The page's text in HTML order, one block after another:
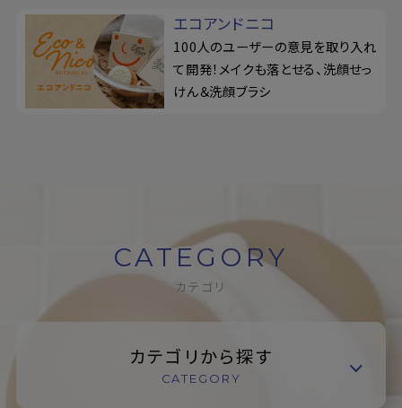
エコアンドニコ
100人のユーザーの意見を取り入れ
て開発！メイクも落とせる、洗顔せっ
けん＆洗顔ブラシ
CATEGORY
カテゴリ
カテゴリから探す
CATEGORY